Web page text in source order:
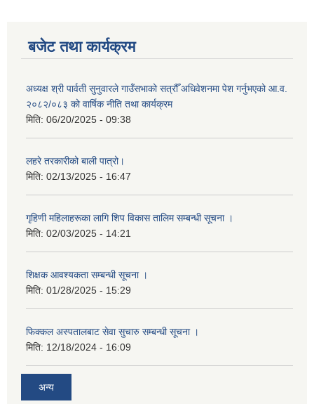
बजेट तथा कार्यक्रम
अध्यक्ष श्री पार्वती सुनुवारले गाउँसभाको सत्रौँ अधिवेशनमा पेश गर्नुभएको आ.व.
२०८२/०८३ को वार्षिक नीति तथा कार्यक्रम
मिति: 06/20/2025 - 09:38
लहरे तरकारीको बाली पात्रो।
मिति: 02/13/2025 - 16:47
गृहिणी महिलाहरूका लागि शिप विकास तालिम सम्बन्धी सूचना ‌।
मिति: 02/03/2025 - 14:21
शिक्षक आवश्यकता सम्बन्धी सूचना ।
मिति: 01/28/2025 - 15:29
फिक्कल अस्पतालबाट सेवा सुचारु सम्बन्धी सूचना ।
मिति: 12/18/2024 - 16:09
अन्य